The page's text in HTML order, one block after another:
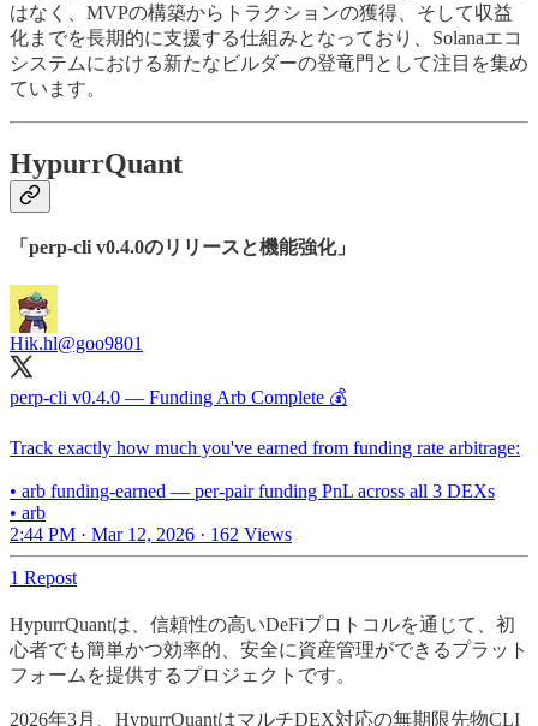
はなく、MVPの構築からトラクションの獲得、そして収益
化までを長期的に支援する仕組みとなっており、Solanaエコ
システムにおける新たなビルダーの登竜門として注目を集め
ています。
HypurrQuant
「perp-cli v0.4.0のリリースと機能強化」
Hik.hl@goo9801
perp-cli v0.4.0 — Funding Arb Complete 💰
Track exactly how much you've earned from funding rate arbitrage:
• arb funding-earned — per-pair funding PnL across all 3 DEXs
• arb
2:44 PM · Mar 12, 2026 · 162 Views
1 Repost
HypurrQuantは、信頼性の高いDeFiプロトコルを通じて、初
心者でも簡単かつ効率的、安全に資産管理ができるプラット
フォームを提供するプロジェクトです。
2026年3月、HypurrQuantはマルチDEX対応の無期限先物CLI